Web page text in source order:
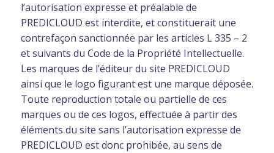
l’autorisation expresse et préalable de
PREDICLOUD est interdite, et constituerait une
contrefaçon sanctionnée par les articles L 335 – 2
et suivants du Code de la Propriété Intellectuelle.
Les marques de l’éditeur du site PREDICLOUD
ainsi que le logo figurant est une marque déposée.
Toute reproduction totale ou partielle de ces
marques ou de ces logos, effectuée à partir des
éléments du site sans l’autorisation expresse de
PREDICLOUD est donc prohibée, au sens de